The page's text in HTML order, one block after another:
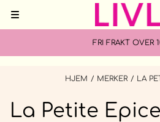
Hopp til innhold
FRI FRAKT OVER
HJEM / MERKER / LA
La Petite